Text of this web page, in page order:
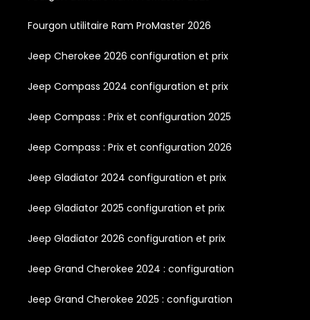
Fourgon utilitaire Ram ProMaster 2026
Jeep Cherokee 2026 configuration et prix
Jeep Compass 2024 configuration et prix
Jeep Compass : Prix et configuration 2025
Jeep Compass : Prix et configuration 2026
Jeep Gladiator 2024 configuration et prix
Jeep Gladiator 2025 configuration et prix
Jeep Gladiator 2026 configuration et prix
Jeep Grand Cherokee 2024 : configuration
Jeep Grand Cherokee 2025 : configuration